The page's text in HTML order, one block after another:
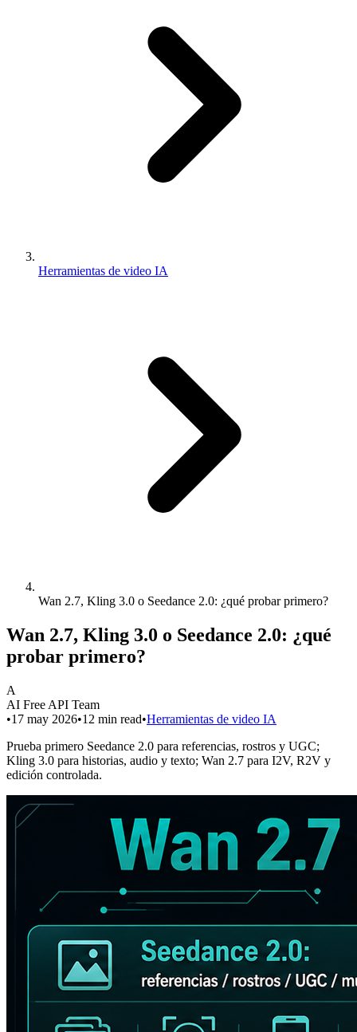
Herramientas de video IA
Wan 2.7, Kling 3.0 o Seedance 2.0: ¿qué probar primero?
Wan 2.7, Kling 3.0 o Seedance 2.0: ¿qué
probar primero?
A
AI Free API Team
•17 may 2026•12 min read•Herramientas de video IA
Prueba primero Seedance 2.0 para referencias, rostros y UGC;
Kling 3.0 para historias, audio y texto; Wan 2.7 para I2V, R2V y
edición controlada.